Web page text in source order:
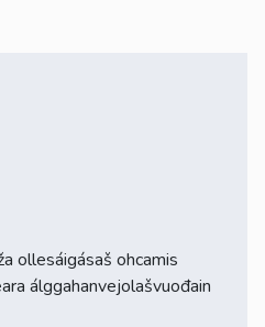
ollesáigásaš ohcamis
álggahanvejolašvuođain